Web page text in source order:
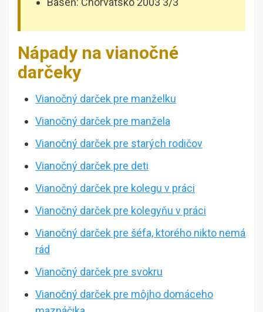
Nápady na vianočné
darčeky
Vianočný darček pre manželku
Vianočný darček pre manžela
Vianočný darček pre starých rodičov
Vianočný darček pre deti
Vianočný darček pre kolegu v práci
Vianočný darček pre kolegyňu v práci
Vianočný darček pre šéfa, ktorého nikto nemá
rád
Vianočný darček pre svokru
Vianočný darček pre môjho domáceho